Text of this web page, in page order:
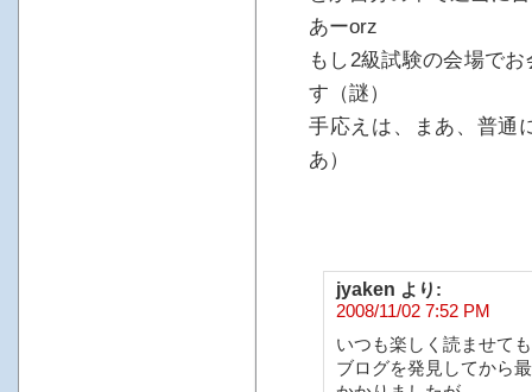
あーorz
もし2級試験の会場で
す（謎）
手応えは、まあ、普通
あ）
jyaken より:
2008/11/02 7:52 PM
いつも楽しく読ませて
ブログを発見してから